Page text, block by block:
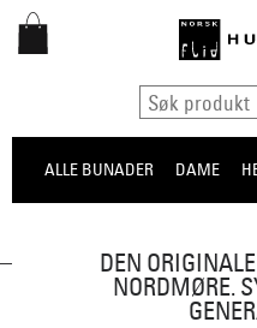
ALLE BUNADER DAME
DEN
NORDMØRE.